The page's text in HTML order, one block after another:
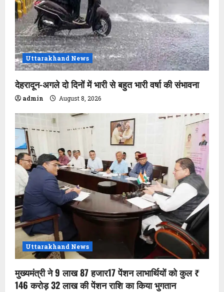
t
i
o
n Uttarakhand News
देहरादून-अगले दो दिनों में भारी से बहुत भारी वर्षा की संभावना
admin August 8, 2026
Uttarakhand News
मुख्यमंत्री ने 9 लाख 87 हजार17 पेंशन लाभार्थियों को कुल ₹
146 करोड़ 32 लाख की पेंशन राशि का किया भुगतान